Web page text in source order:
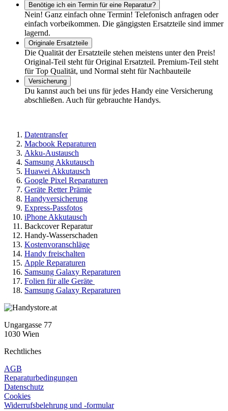
Benötige ich ein Termin für eine Reparatur?
Nein! Ganz einfach ohne Termin! Telefonisch anfragen oder
einfach vorbeikommen. Die gängigsten Ersatzteile sind immer
lagernd.
Originale Ersatzteile
Die Qualität der Ersatzteile stehen meistens unter den Preis!
Original-Teil steht für Original Ersatzteil. Premium-Teil steht
für Top Qualität, und Normal steht für Nachbauteile
Versicherung
Du kannst auch bei uns für jedes Handy eine Versicherung
abschließen. Auch für gebrauchte Handys.
Datentransfer
Macbook Reparaturen
Akku-Austausch
Samsung Akkutausch
Huawei Akkutausch
Google Pixel Reparaturen
Geräte Retter Prämie
Handyversicherung
Express-Passfotos
iPhone Akkutausch
Backcover Reparatur
Handy-Wasserschaden
Kostenvoranschläge
Handy freischalten
Apple Reparaturen
Samsung Galaxy Reparaturen
Folien für alle Geräte
Samsung Galaxy Reparaturen
Ungargasse 77
1030 Wien
Rechtliches
AGB
Reparaturbedingungen
Datenschutz
Cookies
Widerrufsbelehrung und -formular